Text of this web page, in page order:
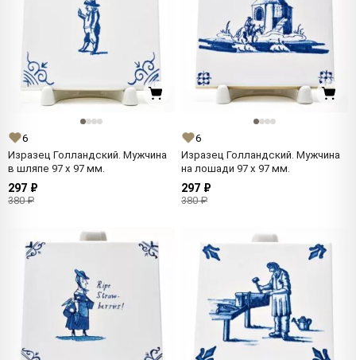
6
Изразец Голландский. Мужчина
в шляпе 97 x 97 мм.
297 ₽
380 ₽
6
Изразец Голландский. Мужчина
на лошади 97 x 97 мм.
297 ₽
380 ₽